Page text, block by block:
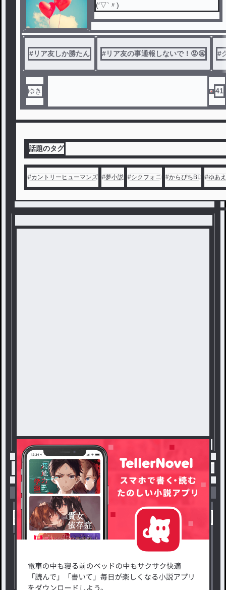
(′▽`〃)
#リア友しか勝たん #リア友の事通報しないで！😡🤬 #
ゆき 41
話題のタグ
#カントリーヒューマンズ #夢小説 #シクフォニ #からぴちBL #ゆあ
トップ ファンタジー・異世界・SF なんと
小説を探す
新着小説一覧
小説コンテスト応募・公募
出版・メディアミックス作品
ジャンルから探す
恋愛・ロマンス
ファンタジー・異世界・SF
ホラー・ミステリー